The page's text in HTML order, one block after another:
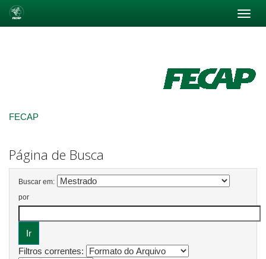
FECAP
Página de Busca
Buscar em:
por
Filtros correntes: